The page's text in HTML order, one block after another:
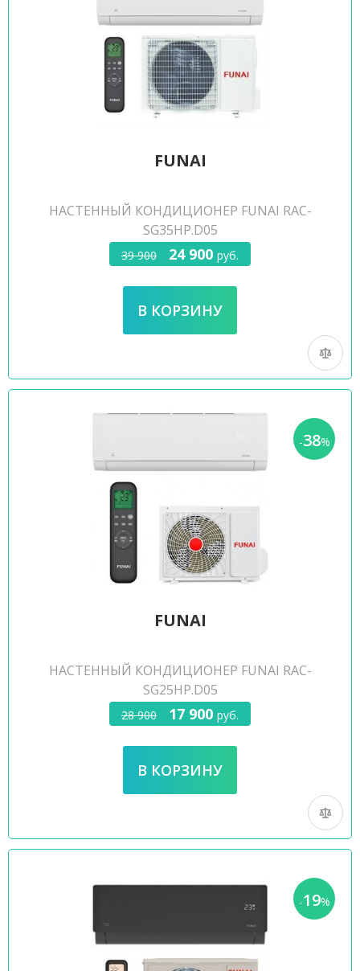
FUNAI
НАСТЕННЫЙ КОНДИЦИОНЕР FUNAI RAC-
SG35HP.D05
39 900 24 900 руб.
-38%
FUNAI
НАСТЕННЫЙ КОНДИЦИОНЕР FUNAI RAC-
SG25HP.D05
28 900 17 900 руб.
-19%